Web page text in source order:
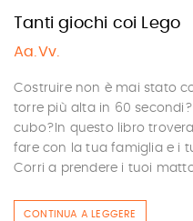
Tanti giochi coi Lego
Aa.Vv.
Costruire non è mai stato
torre più alta in 60 secondi?
cubo?In questo libro
fare con la tua famiglia e i
Corri a prendere i tuoi
CONTINUA A LEGGERE